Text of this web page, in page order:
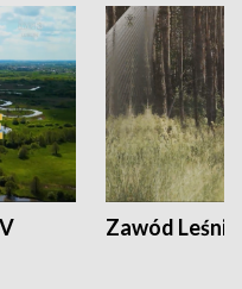
Zawód Leśnik